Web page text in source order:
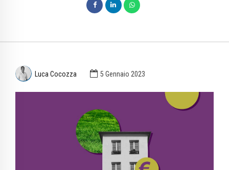
Luca Cocozza 5 Gennaio 2023